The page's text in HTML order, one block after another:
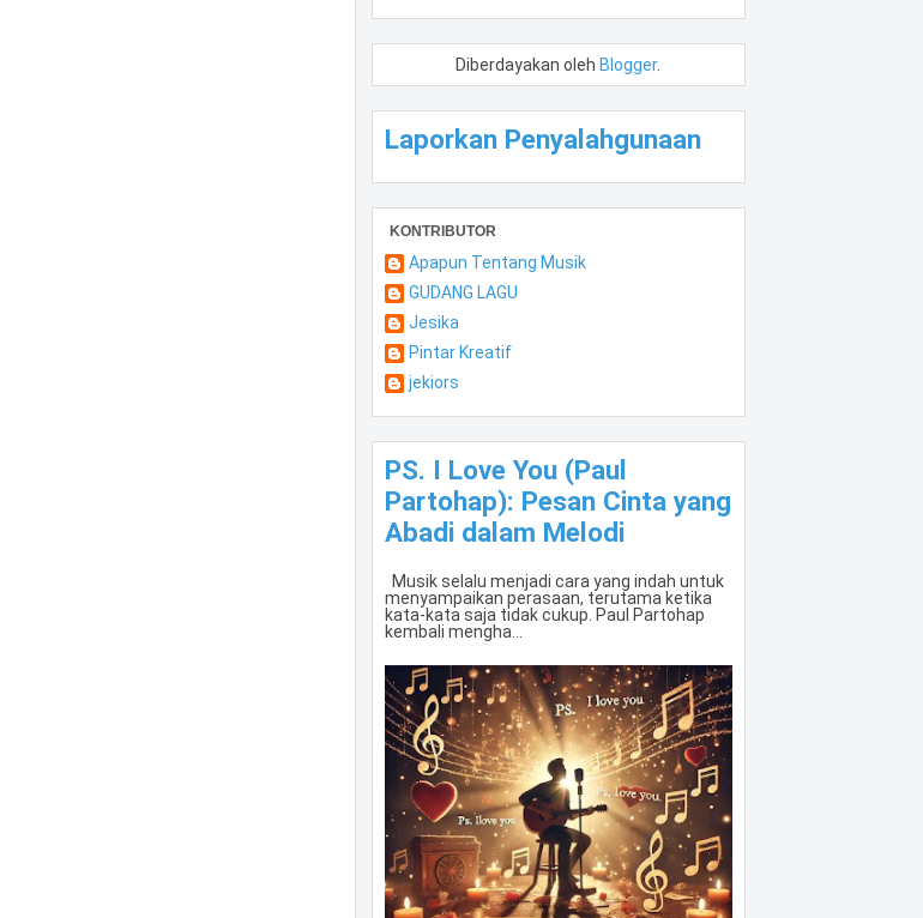
Diberdayakan oleh Blogger.
Laporkan Penyalahgunaan
KONTRIBUTOR
Apapun Tentang Musik
GUDANG LAGU
Jesika
Pintar Kreatif
jekiors
PS. I Love You (Paul
Partohap): Pesan Cinta yang
Abadi dalam Melodi
Musik selalu menjadi cara yang indah untuk
menyampaikan perasaan, terutama ketika
kata-kata saja tidak cukup. Paul Partohap
kembali mengha...